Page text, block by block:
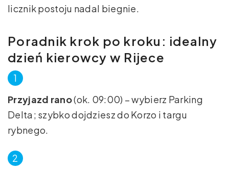
licznik postoju nadal biegnie.
Poradnik krok po kroku: idealny
dzień kierowcy w Rijece
Przyjazd rano(ok. 09:00) – wybierz Parking
Delta; szybko dojdziesz do Korzo i targu
rybnego.